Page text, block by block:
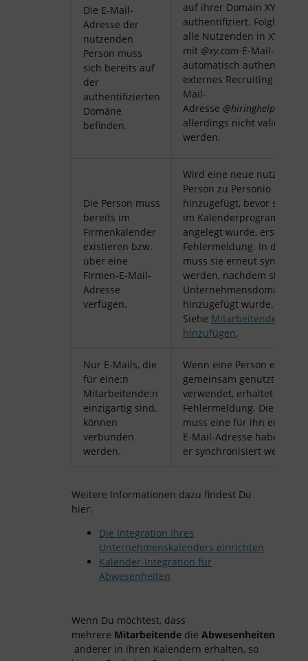
Die E-Mail-
Adresse der
nutzenden
Person muss
sich bereits auf
der
authentifizierten
Domäne
befinden.
auf ihrer Domain XY.com
authentifiziert. Folglich
alle Nutzenden in XY
mit @xy.com-E-Mail-
automatisch
externes Recruiting mit
Mail-
Adresse @hiringhelp.com
allerdings nicht validiert
werden.
Die Person muss
bereits im
Firmenkalender
existieren bzw.
über eine
Firmen-E-Mail-
Adresse
verfügen.
Wird eine neue nutzende
Person zu Personio
hinzugefügt, bevor sein
im Kalenderprogramm
angelegt wurde, erscheint
Fehlermeldung. In diesem
muss sie erneut
werden, nachdem sie der
Unternehmensdomäne
hinzugefügt wurde.
Siehe Mitarbeitende
hinzufügen.
Nur E-Mails, die
für eine:n
Mitarbeitende:n
einzigartig sind,
können
verbunden
werden.
Wenn eine Person eine
gemeinsam genutzte Inbox
verwendet, erhaltet ihr
Fehlermeldung. Die Person
muss eine für ihn
E-Mail-Adresse haben,
er synchronisiert werden
Weitere Informationen dazu findest Du
hier:
Die Integration Ihres
Unternehmenskalenders einrichten
Kalender-Integration für
Abwesenheiten
Wenn Du möchtest, dass
mehrere Mitarbeitende die Abwesenheiten
anderer in ihren Kalendern erhalten, so